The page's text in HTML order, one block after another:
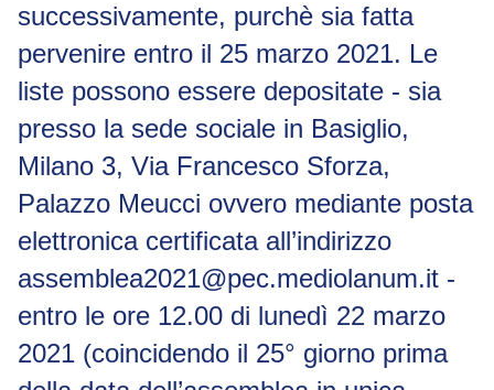
successivamente, purchè sia fatta
pervenire entro il 25 marzo 2021. Le
liste possono essere depositate - sia
presso la sede sociale in Basiglio,
Milano 3, Via Francesco Sforza,
Palazzo Meucci ovvero mediante posta
elettronica certificata all’indirizzo
assemblea2021@pec.mediolanum.it -
entro le ore 12.00 di lunedì 22 marzo
2021 (coincidendo il 25° giorno prima